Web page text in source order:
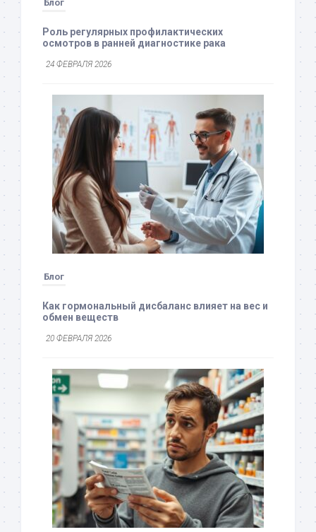
Блог
Роль регулярных профилактических
осмотров в ранней диагностике рака
24 ФЕВРАЛЯ 2026
Блог
Как гормональный дисбаланс влияет на вес и
обмен веществ
20 ФЕВРАЛЯ 2026